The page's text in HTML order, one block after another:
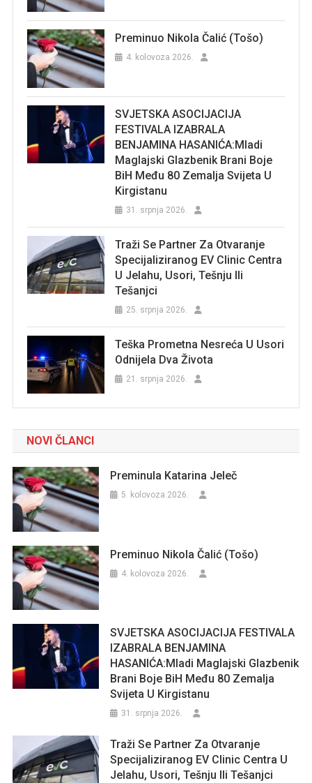
Preminuo Nikola Čalić (Tošo)
4. kolovoza 2026.
SVJETSKA ASOCIJACIJA
FESTIVALA IZABRALA
BENJAMINA HASANIĆA:Mladi
Maglajski Glazbenik Brani Boje
BiH Među 80 Zemalja Svijeta U
Kirgistanu
31. srpnja 2026.
Traži Se Partner Za Otvaranje
Specijaliziranog EV Clinic Centra
U Jelahu, Usori, Tešnju Ili
Tešanjci
25. srpnja 2026.
Teška Prometna Nesreća U Usori
Odnijela Dva Života
21. srpnja 2026.
NOVI ČLANCI
Preminula Katarina Jeleč
5. kolovoza 2026.
Preminuo Nikola Čalić (Tošo)
4. kolovoza 2026.
SVJETSKA ASOCIJACIJA FESTIVALA
IZABRALA BENJAMINA
HASANIĆA:Mladi Maglajski Glazbenik
Brani Boje BiH Među 80 Zemalja
Svijeta U Kirgistanu
31. srpnja 2026.
Traži Se Partner Za Otvaranje
Specijaliziranog EV Clinic Centra U
Jelahu, Usori, Tešnju Ili Tešanjci